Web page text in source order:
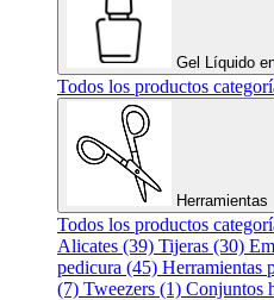
Gel Líquido
Todos los productos
Herramientas
Todos los productos
Alicates (39) Tijeras (30)
pedicura (45) Herramientas
(7) Tweezers (1) Conjuntos